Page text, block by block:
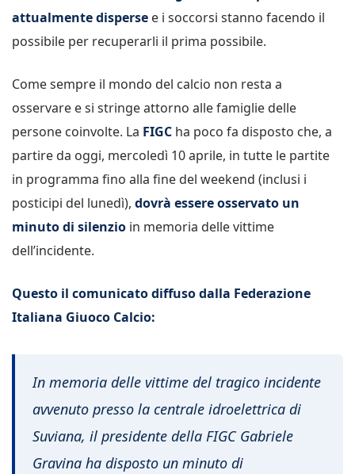
attualmente disperse e i soccorsi stanno facendo il
possibile per recuperarli il prima possibile.
Come sempre il mondo del calcio non resta a
osservare e si stringe attorno alle famiglie delle
persone coinvolte. La FIGC ha poco fa disposto che, a
partire da oggi, mercoledì 10 aprile, in tutte le partite
in programma fino alla fine del weekend (inclusi i
posticipi del lunedì), dovrà essere osservato un
minuto di silenzio in memoria delle vittime
dell’incidente.
Questo il comunicato diffuso dalla Federazione
Italiana Giuoco Calcio:
In memoria delle vittime del tragico incidente
avvenuto presso la centrale idroelettrica di
Suviana, il presidente della FIGC Gabriele
Gravina ha disposto un minuto di